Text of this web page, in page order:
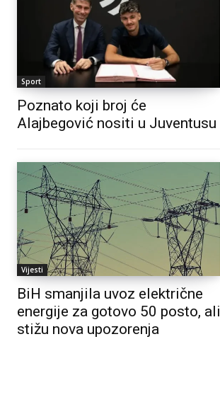
Sport
Poznato koji broj će
Alajbegović nositi u Juventusu
Vijesti
BiH smanjila uvoz električne
energije za gotovo 50 posto, ali
stižu nova upozorenja